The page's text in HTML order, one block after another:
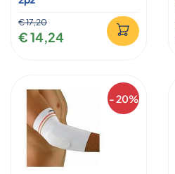
€ 17,20
€ 14,24
- 20%